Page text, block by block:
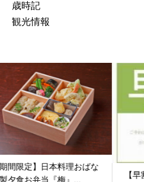
歳時記
観光情報
【早割30】尾花ステイプラン